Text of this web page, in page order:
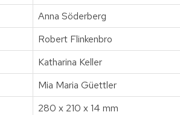
Anna Söderberg
Robert Flinkenbro
Katharina Keller
Mia Maria Güettler
280 x 210 x 14 mm